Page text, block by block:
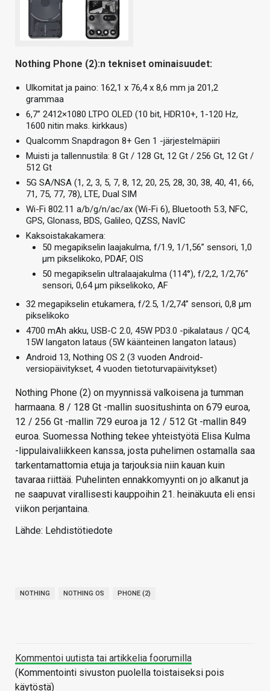
Nothing Phone (2):n tekniset ominaisuudet:
Ulkomitat ja paino: 162,1 x 76,4 x 8,6 mm ja 201,2
grammaa
6,7” 2412×1080 LTPO OLED (10 bit, HDR10+, 1-120 Hz,
1600 nitin maks. kirkkaus)
Qualcomm Snapdragon 8+ Gen 1 -järjestelmäpiiri
Muisti ja tallennustila: 8 Gt / 128 Gt, 12 Gt / 256 Gt, 12 Gt /
512 Gt
5G SA/NSA (1, 2, 3, 5, 7, 8, 12, 20, 25, 28, 30, 38, 40, 41, 66,
71, 75, 77, 78), LTE, Dual SIM
Wi-Fi 802.11 a/b/g/n/ac/ax (Wi-Fi 6), Bluetooth 5.3, NFC,
GPS, Glonass, BDS, Galileo, QZSS, NavIC
Kaksoistakakamera:
50 megapikselin laajakulma, f/1.9, 1/1,56” sensori, 1,0
µm pikselikoko, PDAF, OIS
50 megapikselin ultralaajakulma (114°), f/2,2, 1/2,76”
sensori, 0,64 µm pikselikoko, AF
32 megapikselin etukamera, f/2.5, 1/2,74” sensori, 0,8 µm
pikselikoko
4700 mAh akku, USB-C 2.0, 45W PD3.0 -pikalataus / QC4,
15W langaton lataus (5W käänteinen langaton lataus)
Android 13, Nothing OS 2 (3 vuoden Android-
versiopäivitykset, 4 vuoden tietoturvapäivitykset)
Nothing Phone (2) on myynnissä valkoisena ja tumman
harmaana. 8 / 128 Gt -mallin suositushinta on 679 euroa,
12 / 256 Gt -mallin 729 euroa ja 12 / 512 Gt -mallin 849
euroa. Suomessa Nothing tekee yhteistyötä Elisa Kulma
-lippulaivaliikkeen kanssa, josta puhelimen ostamalla saa
tarkentamattomia etuja ja tarjouksia niin kauan kuin
tavaraa riittää. Puhelinten ennakkomyynti on jo alkanut ja
ne saapuvat virallisesti kauppoihin 21. heinäkuuta eli ensi
viikon perjantaina.
Lähde: Lehdistötiedote
NOTHING NOTHING OS PHONE (2)
Kommentoi uutista tai artikkelia foorumilla
(Kommentointi sivuston puolella toistaiseksi pois
käytöstä)